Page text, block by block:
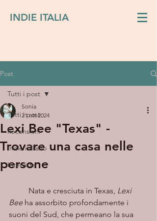
INDIE ITALIA
Post
Tutti i post
Recensioni
Indie italiano
Interviste
Tutti i post
Lexi Bee "Texas" -
Trovare una casa nelle
persone
Sonia
21 ott 2024
	Nata e cresciuta in Texas,
Lexi
Bee ha assorbito profondamente i
suoni del Sud, che permeano la sua